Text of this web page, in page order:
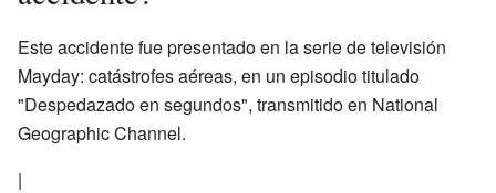
Este accidente fue presentado en la serie de televisión
Mayday: catástrofes aéreas, en un episodio titulado
"Despedazado en segundos", transmitido en National
Geographic Channel.
|